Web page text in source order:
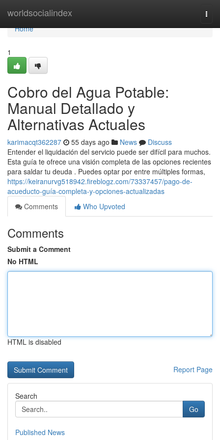
worldsocialindex
Home
Home
1
Cobro del Agua Potable:
Manual Detallado y
Alternativas Actuales
karimacqt362287 55 days ago News
Discuss
Entender el liquidación del servicio puede ser difícil para muchos.
Esta guía te ofrece una visión completa de las opciones recientes
para saldar tu deuda . Puedes optar por entre múltiples formas,
https://keiranurvg518942.fireblogz.com/73337457/pago-de-
acueducto-guía-completa-y-opciones-actualizadas
Comments
Who Upvoted
Comments
Submit a Comment
No HTML
HTML is disabled
Report Page
Search
Go
Published News